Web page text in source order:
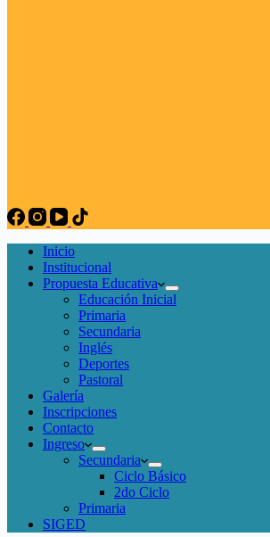
Inicio
Institucional
Propuesta Educativa
Educación Inicial
Primaria
Secundaria
Inglés
Deportes
Pastoral
Galería
Inscripciones
Contacto
Ingreso
Secundaria
Ciclo Básico
2do Ciclo
Primaria
SIGED